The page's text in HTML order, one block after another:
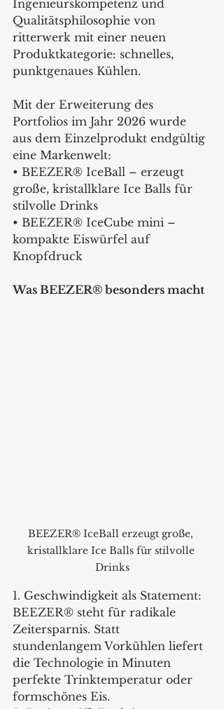
Ingenieurskompetenz und
Qualitätsphilosophie von
ritterwerk mit einer neuen
Produktkategorie: schnelles,
punktgenaues Kühlen.
Mit der Erweiterung des
Portfolios im Jahr 2026 wurde
aus dem Einzelprodukt endgültig
eine Markenwelt:
• BEEZER® IceBall – erzeugt
große, kristallklare Ice Balls für
stilvolle Drinks
• BEEZER® IceCube mini –
kompakte Eiswürfel auf
Knopfdruck
Was BEEZER® besonders macht
BEEZER® IceBall erzeugt große,
kristallklare Ice Balls für stilvolle
Drinks
1. Geschwindigkeit als Statement:
BEEZER® steht für radikale
Zeitersparnis. Statt
stundenlangem Vorkühlen liefert
die Technologie in Minuten
perfekte Trinktemperatur oder
formschönes Eis.